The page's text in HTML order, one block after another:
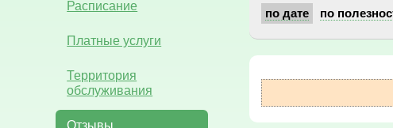
Расписание
Платные услуги
Территория
обслуживания
Отзывы
по дате по